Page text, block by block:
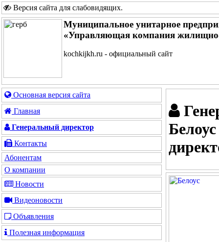
Версия сайта для слабовидящих.
Муниципальное унитарное
«Управляющая компания
kochkijkh.ru - официальный сайт
Основная версия сайта
Главная
Генеральный директор
Контакты
Абонентам
О компании
Новости
Видеоновости
Объявления
Полезная информация